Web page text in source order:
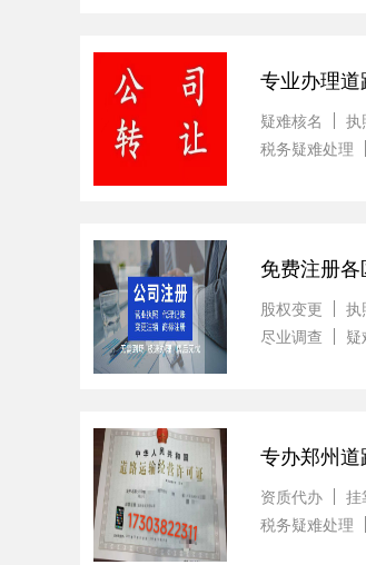
专业办理
疑难核名 执
税务疑难处理
免费注册
股权变更 执
尽业调查
疑
专办郑州
资质代办 挂
税务疑难处理